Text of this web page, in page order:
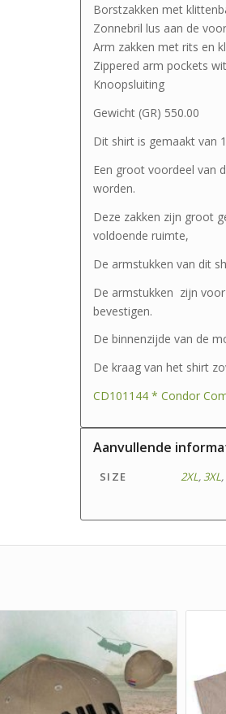
Borstzakken met
Zonnebril lus aan de
Arm zakken met rits en
Zippered arm pockets
Knoopsluiting
Gewicht (GR) 550.00
Dit shirt is gemaakt van
Een groot voordeel van
worden.
Deze zakken zijn groot
voldoende ruimte,
De armstukken van dit
De armstukken zijn
bevestigen.
De binnenzijde van de
De kraag van het shirt
CD101144 * Condor
Aanvullende
SIZE 2XL,3XL,